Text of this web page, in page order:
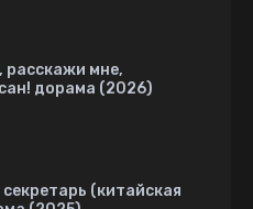
расскажи мне,
дорама (2026)
(китайская